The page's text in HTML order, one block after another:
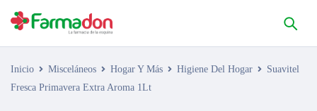
Inicio Misceláneos Hogar Y Más Higiene Del Hogar
Suavitel
Fresca Primavera Extra Aroma 1Lt